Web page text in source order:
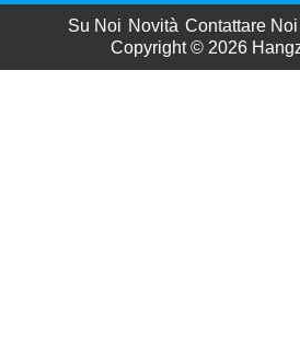
Su Noi Novità Contattare Noi
Copyright © 2026